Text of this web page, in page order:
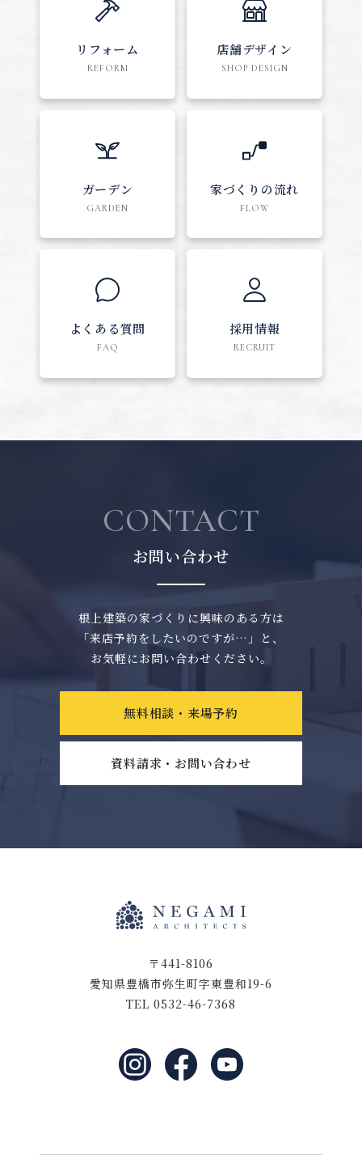
リフォーム
REFORM
店舗デザイン
SHOP DESIGN
ガーデン
GARDEN
家づくりの流れ
FLOW
よくある質問
FAQ
採用情報
RECRUIT
CONTACT
お問い合わせ
根上建築の家づくりに興味のある方は
「来店予約をしたいのですが…」と、
お気軽にお問い合わせください。
無料相談・来場予約
資料請求・お問い合わせ
〒441-8106
愛知県豊橋市弥生町字東豊和19-6
TEL 0532-46-7368